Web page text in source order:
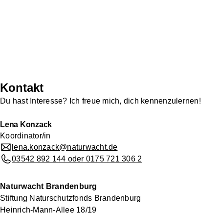
Kontakt
Du hast Interesse? Ich freue mich, dich kennenzulernen!
Lena Konzack
Koordinator/in
lena.konzack@naturwacht.de
03542 892 144 oder 0175 721 306 2
Naturwacht Brandenburg
Stiftung Naturschutzfonds Brandenburg
Heinrich-Mann-Allee 18/19